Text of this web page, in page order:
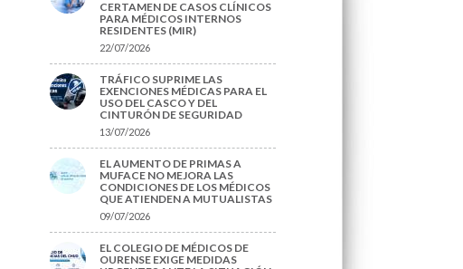
CERTAMEN DE CASOS CLÍNICOS
PARA MÉDICOS INTERNOS
RESIDENTES (MIR)
22/07/2026
TRÁFICO SUPRIME LAS
EXENCIONES MÉDICAS PARA EL
USO DEL CASCO Y DEL
CINTURÓN DE SEGURIDAD
13/07/2026
EL AUMENTO DE PRIMAS A
MUFACE NO MEJORA LAS
CONDICIONES DE LOS MÉDICOS
QUE ATIENDEN A MUTUALISTAS
09/07/2026
EL COLEGIO DE MÉDICOS DE
OURENSE EXIGE MEDIDAS